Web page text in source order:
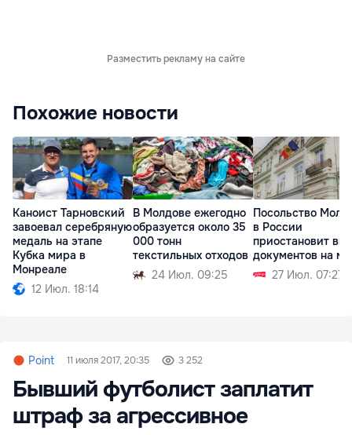
Разместить рекламу на сайте
Похожие новости
Каноист Тарновский
завоевал серебряную
медаль на этапе
Кубка мира в
Монреале
12 Июл. 18:14
В Молдове ежегодно
образуется около 35
000 тонн
текстильных отходов
24 Июл. 09:25
Посольство
в России
приостановит
документов на
27 Июл. 07:27
Point 11 июля 2017, 20:35 3 252
Бывший футболист заплатит
штраф за агрессивное